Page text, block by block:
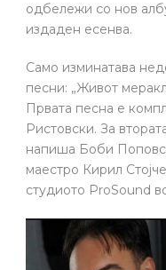
одбележи со нов
издаден есенва.
Само изминатава
песни: „Живот
Првата песна е
Ристовски. За
напиша Боби
маестро Кирил
студиото ProSound